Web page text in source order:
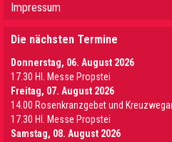
Impressum
Die nächsten Termine
Donnerstag, 06. August 2026
17.30 Hl. Messe Propstei
Freitag, 07. August 2026
14.00 Rosenkranzgebet und
17.30 Hl. Messe Propstei
Samstag, 08. August 2026